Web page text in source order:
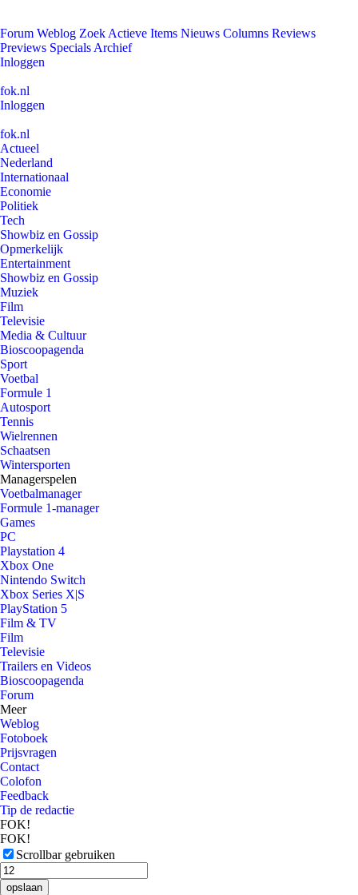
Forum Weblog Zoek Actieve Items Nieuws Columns Reviews
Previews Specials Archief
Inloggen
fok.nl
Inloggen
fok.nl
Actueel
Nederland
Internationaal
Economie
Politiek
Tech
Showbiz en Gossip
Opmerkelijk
Entertainment
Showbiz en Gossip
Muziek
Film
Televisie
Media & Cultuur
Bioscoopagenda
Sport
Voetbal
Formule 1
Autosport
Tennis
Wielrennen
Schaatsen
Wintersporten
Managerspelen
Voetbalmanager
Formule 1-manager
Games
PC
Playstation 4
Xbox One
Nintendo Switch
Xbox Series X|S
PlayStation 5
Film & TV
Film
Televisie
Trailers en Videos
Bioscoopagenda
Forum
Meer
Weblog
Fotoboek
Prijsvragen
Contact
Colofon
Feedback
Tip de redactie
FOK!
FOK!
Scrollbar gebruiken
opslaan